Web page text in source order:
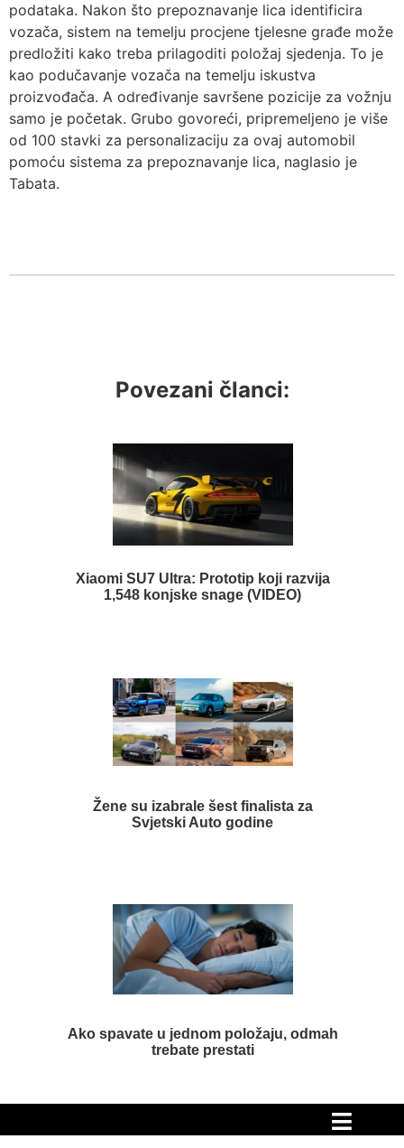
podataka. Nakon što prepoznavanje lica identificira
vozača, sistem na temelju procjene tjelesne građe može
predložiti kako treba prilagoditi položaj sjedenja. To je
kao podučavanje vozača na temelju iskustva
proizvođača. A određivanje savršene pozicije za vožnju
samo je početak. Grubo govoreći, pripremeljeno je više
od 100 stavki za personalizaciju za ovaj automobil
pomoću sistema za prepoznavanje lica, naglasio je
Tabata.
Povezani članci:
Xiaomi SU7 Ultra: Prototip koji razvija
1,548 konjske snage (VIDEO)
Žene su izabrale šest finalista za
Svjetski Auto godine
Ako spavate u jednom položaju, odmah
trebate prestati